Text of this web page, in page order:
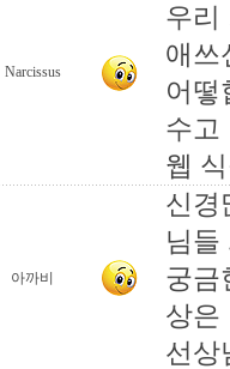
Narcissus
우리
애쓰
어떻
수고
웹
아까비
신경
님들
궁금
상은
선상